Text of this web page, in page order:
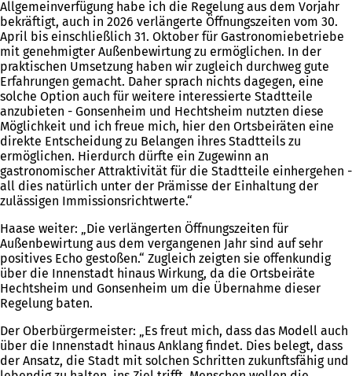
Allgemeinverfügung habe ich die Regelung aus dem Vorjahr
bekräftigt, auch in 2026 verlängerte Öffnungszeiten vom 30.
April bis einschließlich 31. Oktober für Gastronomiebetriebe
mit genehmigter Außenbewirtung zu ermöglichen. In der
praktischen Umsetzung haben wir zugleich durchweg gute
Erfahrungen gemacht. Daher sprach nichts dagegen, eine
solche Option auch für weitere interessierte Stadtteile
anzubieten - Gonsenheim und Hechtsheim nutzten diese
Möglichkeit und ich freue mich, hier den Ortsbeiräten eine
direkte Entscheidung zu Belangen ihres Stadtteils zu
ermöglichen. Hierdurch dürfte ein Zugewinn an
gastronomischer Attraktivität für die Stadtteile einhergehen -
all dies natürlich unter der Prämisse der Einhaltung der
zulässigen Immissionsrichtwerte.“
Haase weiter: „Die verlängerten Öffnungszeiten für
Außenbewirtung aus dem vergangenen Jahr sind auf sehr
positives Echo gestoßen.“ Zugleich zeigten sie offenkundig
über die Innenstadt hinaus Wirkung, da die Ortsbeiräte
Hechtsheim und Gonsenheim um die Übernahme dieser
Regelung baten.
Der Oberbürgermeister: „Es freut mich, dass das Modell auch
über die Innenstadt hinaus Anklang findet. Dies belegt, dass
der Ansatz, die Stadt mit solchen Schritten zukunftsfähig und